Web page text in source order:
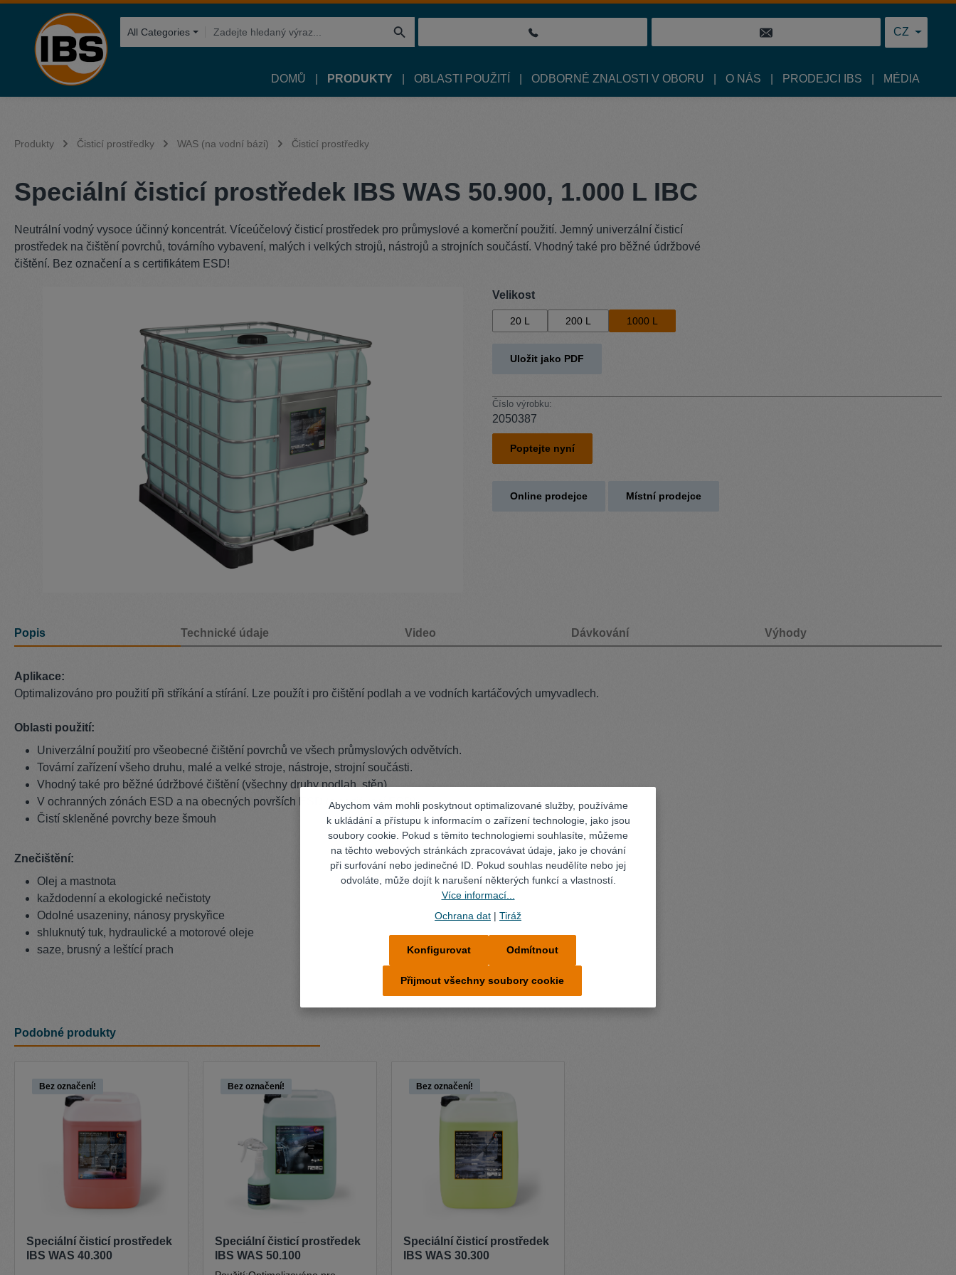
Přeskočit na hlavní navigaci
All Categories CZ
DOMŮ PRODUKTY OBLASTI POUŽITÍ ODBORNÉ ZNALOSTI V OBORU O NÁS PRODEJCI IBS MÉDIA
Produkty Čisticí prostředky WAS (na vodní bázi) Čisticí prostředky
Speciální čisticí prostředek IBS WAS 50.900, 1.000 L IBC
Neutrální vodný vysoce účinný koncentrát. Víceúčelový čisticí prostředek pro průmyslové a komerční použití. Jemný univerzální čisticí
prostředek na čištění povrchů, továrního vybavení, malých i velkých strojů, nástrojů a strojních součástí. Vhodný také pro běžné údržbové
čištění. Bez označení a s certifikátem ESD!
Vyberte
Velikost
20 L 200 L 1000 L
Uložit jako PDF
Číslo výrobku:
2050387
Poptejte nyní
Online prodejce Místní prodejce
Popis Technické údaje Video Dávkování Výhody
Aplikace:
Optimalizováno pro použití při stříkání a stírání. Lze použít i pro čištění podlah a ve vodních kartáčových umyvadlech.
Oblasti použití:
Univerzální použití pro všeobecné čištění povrchů ve všech průmyslových odvětvích.
Tovární zařízení všeho druhu, malé a velké stroje, nástroje, strojní součásti.
Vhodný také pro běžné údržbové čištění (všechny druhy podlah, stěn).
V ochranných zónách ESD a na obecných površích ESD (s certifikací ESD).
Čistí skleněné povrchy beze šmouh
Znečištění:
Olej a mastnota
každodenní a ekologické nečistoty
Odolné usazeniny, nánosy pryskyřice
shluknutý tuk, hydraulické a motorové oleje
saze, brusný a leštící prach
Podobné produkty
Bez označení!
Speciální čisticí prostředek
IBS WAS 40.300
Bez označení!
Speciální čisticí prostředek
IBS WAS 50.100
Bez označení!
Speciální čisticí prostředek
IBS WAS 30.300
Abychom vám mohli poskytnout optimalizované služby, používáme
k ukládání a přístupu k informacím o zařízení technologie, jako jsou
soubory cookie. Pokud s těmito technologiemi souhlasíte, můžeme
na těchto webových stránkách zpracovávat údaje, jako je chování
při surfování nebo jedinečné ID. Pokud souhlas neudělíte nebo jej
odvoláte, může dojít k narušení některých funkcí a vlastností.
Více informací...
Ochrana dat | Tiráž
Odmítnout
Konfigurovat
Přijmout všechny soubory cookie